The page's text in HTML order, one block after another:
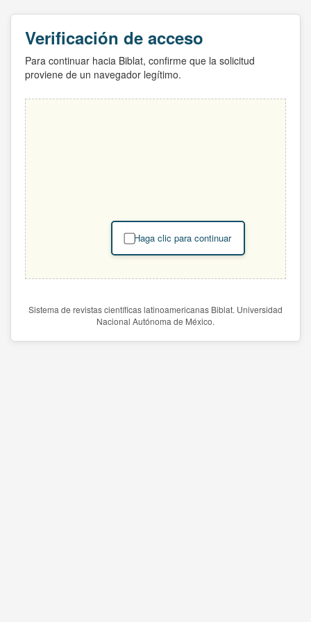
Verificación de acceso
Para continuar hacia Biblat, confirme que la solicitud
proviene de un navegador legítimo.
Haga clic para continuar
Sistema de revistas científicas latinoamericanas Biblat. Universidad
Nacional Autónoma de México.